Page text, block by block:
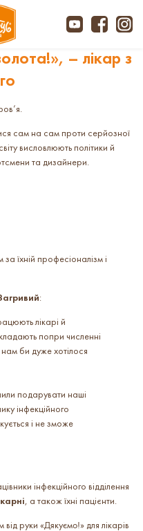
– лікар з
сам на сам проти серйозної
висловлюють політики й
та дизайнери.
їхній професіоналізм і
:
лікарі й
попри численні
би дуже хотілося
подарувати наші
інфекційного
і не зможе
інфекційного відділення
, а також їхні пацієнти.
від руки «Дякуємо!» для лікарів